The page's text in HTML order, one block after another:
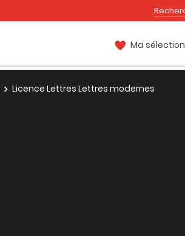
Ma sélection
Licence Lettres Lettres modernes